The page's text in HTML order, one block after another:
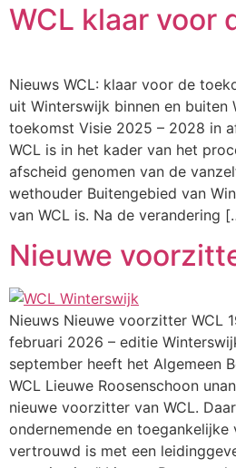
WCL klaar voor
Nieuws WCL: klaar voor de
uit Winterswijk binnen en buiten
toekomst Visie 2025 – 2028 in
WCL is in het kader van het
afscheid genomen van de
wethouder Buitengebied van
van WCL is. Na de verandering
Nieuwe
Nieuws Nieuwe voorzitter WCL
februari 2026 – editie
september heeft het Algemeen
WCL Lieuwe Roosenschoon
nieuwe voorzitter van WCL.
ondernemende en
vertrouwd is met een